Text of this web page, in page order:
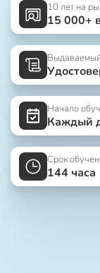
10 лет на
15 000+
Начало
Каждый
Срок
144 часа